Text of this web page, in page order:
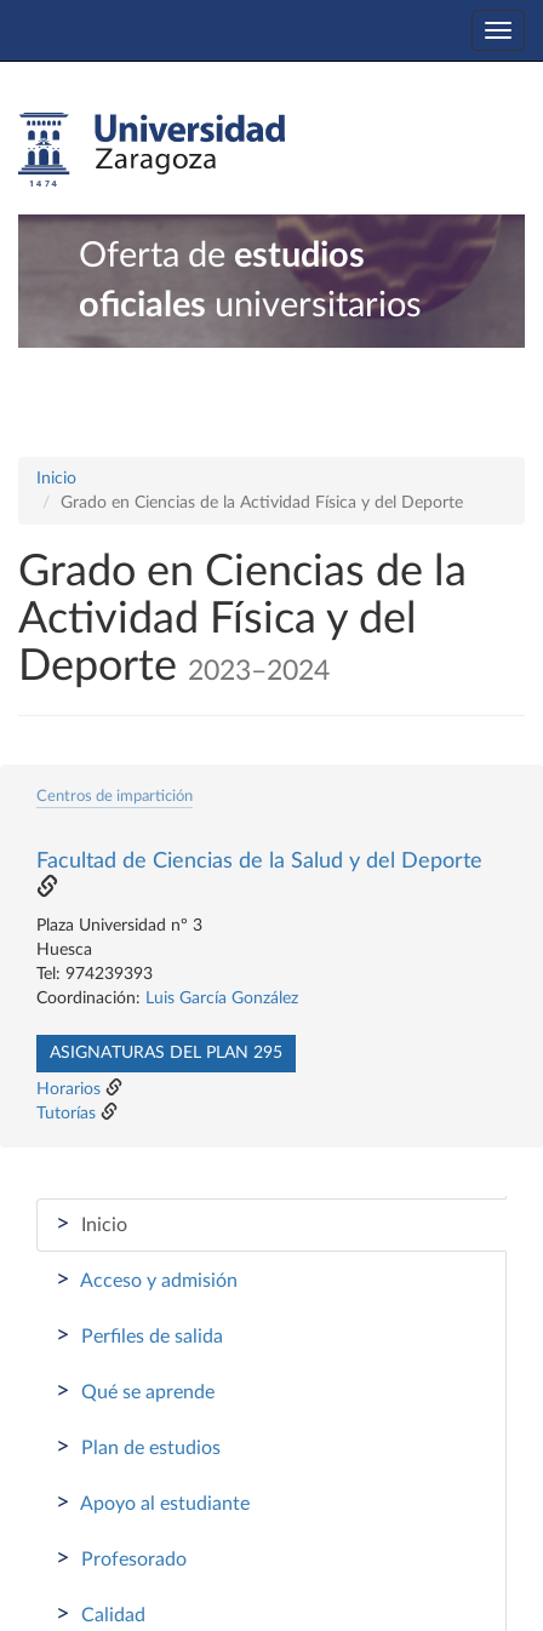
Oferta de estudios
oficiales universitarios
Inicio
Grado en Ciencias de la Actividad Física y del Deporte
Grado en Ciencias de la
Actividad Física y del
Deporte 2023–2024
Centros de impartición
Facultad de Ciencias de la Salud y del Deporte
Plaza Universidad nº 3
Huesca
Tel: 974239393
Coordinación: Luis García González
ASIGNATURAS DEL PLAN 295
Horarios
Tutorías
> Inicio
> Acceso y admisión
> Perfiles de salida
> Qué se aprende
> Plan de estudios
> Apoyo al estudiante
> Profesorado
> Calidad